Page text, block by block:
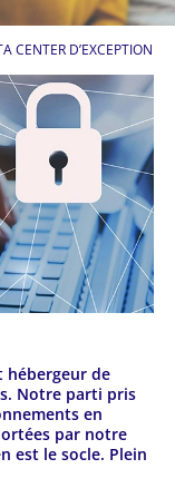
CENTER D’EXCEPTION
de
Notre parti pris
en
par notre
est le socle. Plein